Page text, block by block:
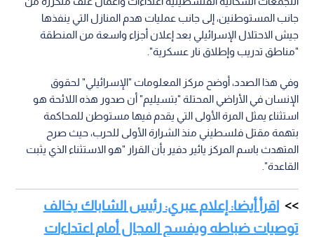
جانب المستوطنين، إلى جانب عمليات هدم المنازل التي ينفذها
جيش الاحتلال الإسرائيلي بعد إعلان أجزاء واسعة من المنطقة
"مناطق تدريب وإطلاق نار عسكرية".
وفي هذا الصدد، أوضح مركز المعلومات "الإسرائيلي" لحقوق
الإنسان في الأراضي المحتلة "بتسيليم" أن صدور هذه اللائحة هو
استثناء يمثل المرة الأولى التي يقدم فيها مستوطن للمحاكمة
بتهمة مقتل فلسطيني منذ الشرارة الأولى للحرب، حيث صرح
المتهدث باسم المركز يائير دفير بأن القرار "هو الاستثناء الذي يثبت
القاعدة".
اقرأ أيضا: إعلام عبري: رئيس الشاباك يخالف
توصيات ضباطه ويفسح المجال أمام اعتداءات